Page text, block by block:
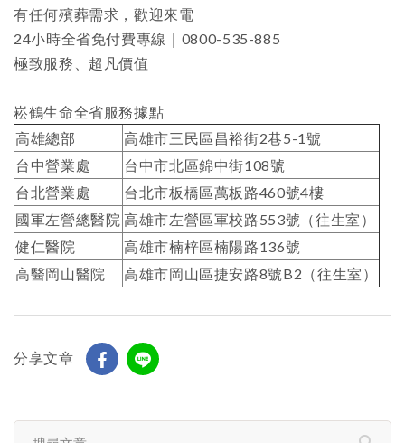
有任何殯葬需求，歡迎來電
24小時全省免付費專線｜ 0800-535-885
極致服務、超凡價值
崧鶴生命全省服務據點
高雄總部
高雄市三民區昌裕街2巷5-1號
台中營業處
台中市北區錦中街108號
台北營業處
台北市板橋區萬板路460號4樓
國軍左營總醫院 高雄市左營區軍校路553號（往生室）
健仁醫院
高雄市楠梓區楠陽路136號
高醫岡山醫院
高雄市岡山區捷安路8號B2（往生室）
分享文章